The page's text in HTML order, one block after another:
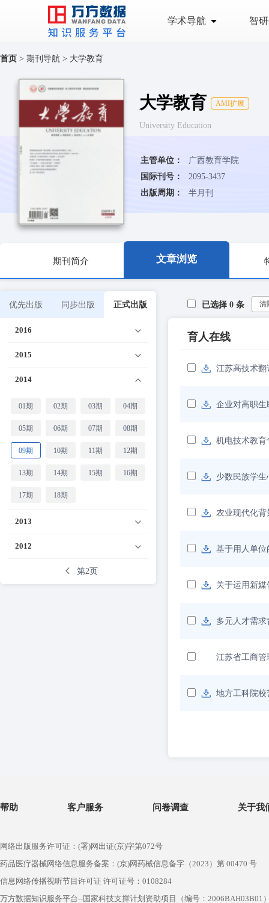
学术导航 智
首页 > 期刊导航 > 大学教育
大学教育 AMI扩展
University Education
主管单位：
广西教育学院
国际刊号：
2095-3437
出版周期：
半月刊
期刊简介 文章浏览
优先出版 同步出版 正式出版
2016
2015
2014
01期 02期 03期 04期
05期 06期 07期 08期
09期 10期 11期 12期
13期 14期 15期 16期
17期 18期
2013
2012
第2页
已选择 0 条 清
育人在线
江苏高技术
企业对高职
机电技术教育
少数民族学
农业现代化
基于用人单
关于运用新
多元人才需
江苏省工商
地方工科院
帮助 客户服务 问卷调查 关于我
网络出版服务许可证：(署)网出证(京)字第072号
药品医疗器械网络信息服务备案：(京)网药械信息备字（2023）第 00470 号
信息网络传播视听节目许可证 许可证号：0108284
万方数据知识服务平台--国家科技支撑计划资助项目（编号：2006BAH03B01